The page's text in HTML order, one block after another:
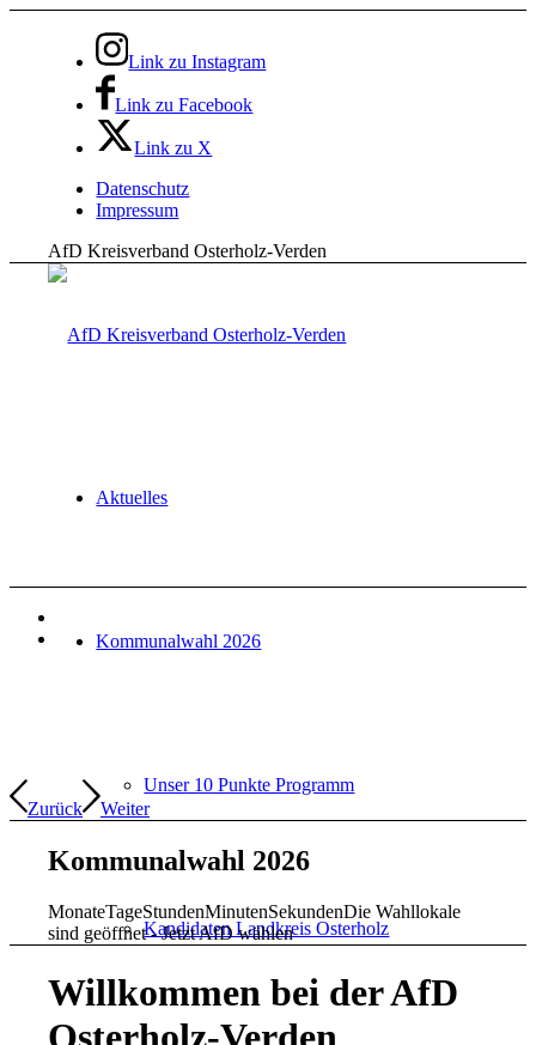
Link zu Instagram
Link zu Facebook
Link zu X
Datenschutz
Impressum
AfD Kreisverband Osterholz-Verden
Aktuelles
Kommunalwahl 2026
Unser 10 Punkte Programm
Kandidaten Landkreis Osterholz
Zurück Weiter
Kommunalwahl 2026
MonateTageStundenMinutenSekundenDie Wahllokale
sind geöffnet - Jetzt AfD wählen
Willkommen bei der AfD